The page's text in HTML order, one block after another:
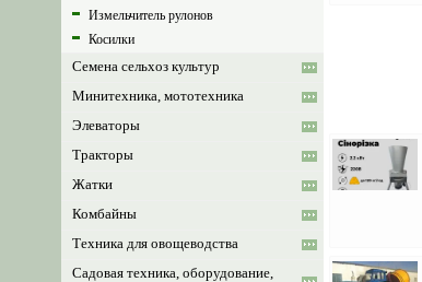
Измельчитель рулонов
Косилки
Семена сельхоз культур
Минитехника, мототехника
Элеваторы
Тракторы
Жатки
Комбайны
Техника для овощеводства
Садовая техника, оборудование,